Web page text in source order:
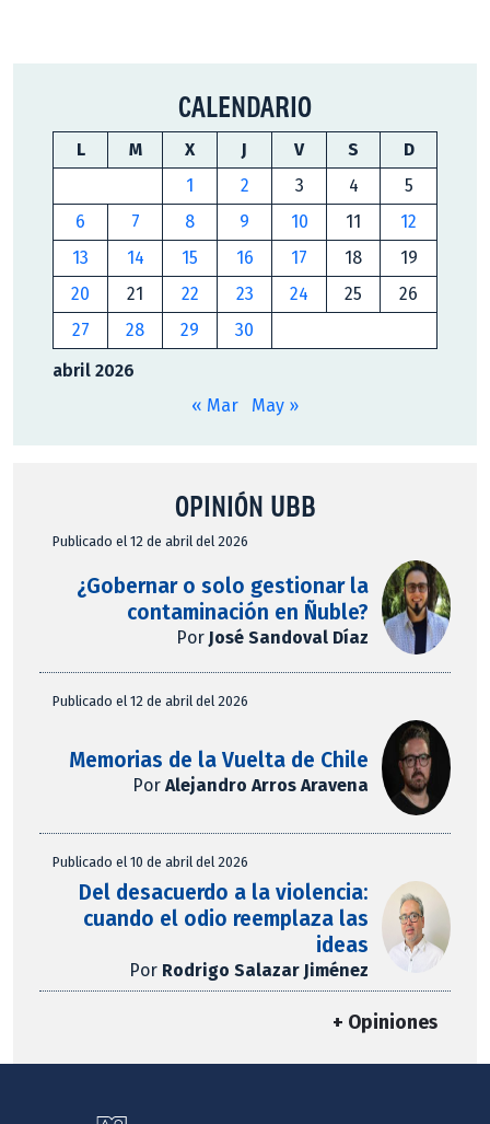
CALENDARIO
abril 2026
L M X J V S
D
1
2 3 4
5
6
7 8 9 10 11
12
13
14 15 16 17 18
19
20
21 22 23 24 25
26
27
28 29 30
« Mar May »
OPINIÓN UBB
Publicado el 12 de abril del 2026
¿Gobernar o solo gestionar la
contaminación en Ñuble?
Por José Sandoval Díaz
Publicado el 12 de abril del 2026
Memorias de la Vuelta de Chile
PorAlejandro Arros Aravena
Publicado el 10 de abril del 2026
Del desacuerdo a la violencia:
cuando el odio reemplaza las
ideas
Por Rodrigo Salazar Jiménez
+ Opiniones